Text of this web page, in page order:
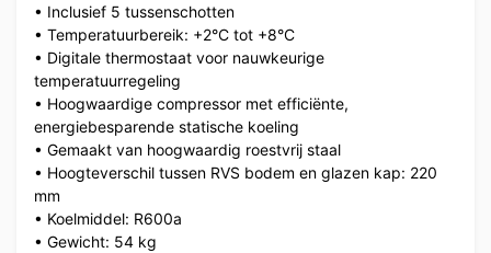
• Inclusief 5 tussenschotten
• Temperatuurbereik: +2°C tot +8°C
• Digitale thermostaat voor nauwkeurige
temperatuurregeling
• Hoogwaardige compressor met efficiënte,
energiebesparende statische koeling
• Gemaakt van hoogwaardig roestvrij staal
• Hoogteverschil tussen RVS bodem en glazen kap: 220
mm
• Koelmiddel: R600a
• Gewicht: 54 kg